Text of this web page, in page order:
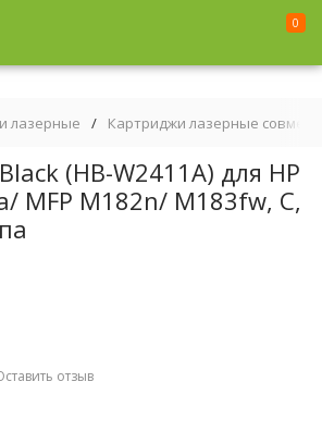
0
лазерные / Картриджи лазерные
(HB-W2411A) для HP
MFP M182n/ M183fw, C,
отзыв